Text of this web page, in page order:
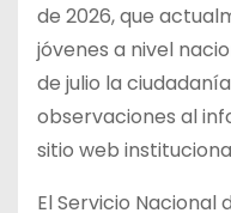
de 2026, que
jóvenes a nivel
de julio la
observaciones al
sitio web
El Servicio Nacional